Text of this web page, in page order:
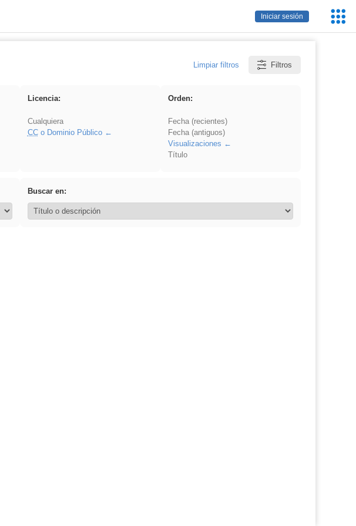
Iniciar sesión
Limpiar filtros Filtros
Licencia:
Cualquiera
CCo Dominio Público
Orden:
Fecha (recientes)
Fecha (antiguos)
Visualizaciones
Título
Buscar en: